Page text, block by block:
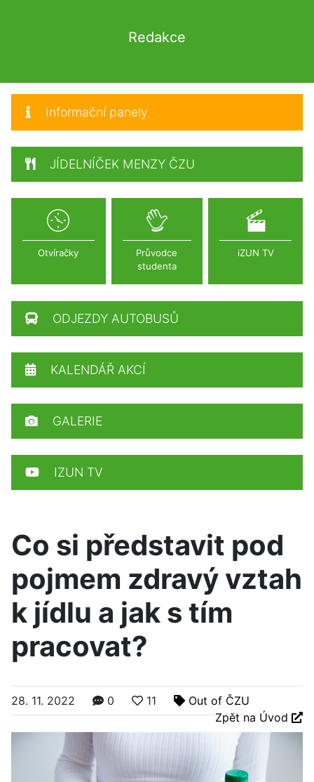
Redakce
Co si představit pod
pojmem zdravý vztah
k jídlu a jak s tím
pracovat?
28. 11. 2022 0 11
Out of ČZU
Zpět na Úvod
Informační panely
JÍDELNÍČEK MENZY ČZU
Otvíračky
Průvodce
studenta
iZUN TV
ODJEZDY AUTOBUSŮ
KALENDÁŘ AKCÍ
GALERIE
IZUN TV